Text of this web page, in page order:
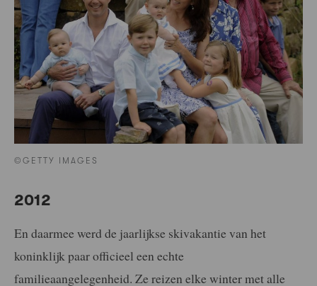
©GETTY IMAGES
2012
En daarmee werd de jaarlijkse skivakantie van het
koninklijk paar officieel een echte
familieaangelegenheid. Ze reizen elke winter met alle